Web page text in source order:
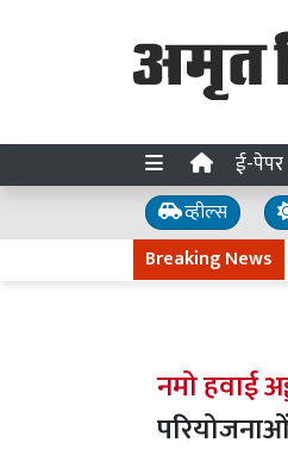
ई-पेपर
व्हील्स
Breaking News
नमो हवाई